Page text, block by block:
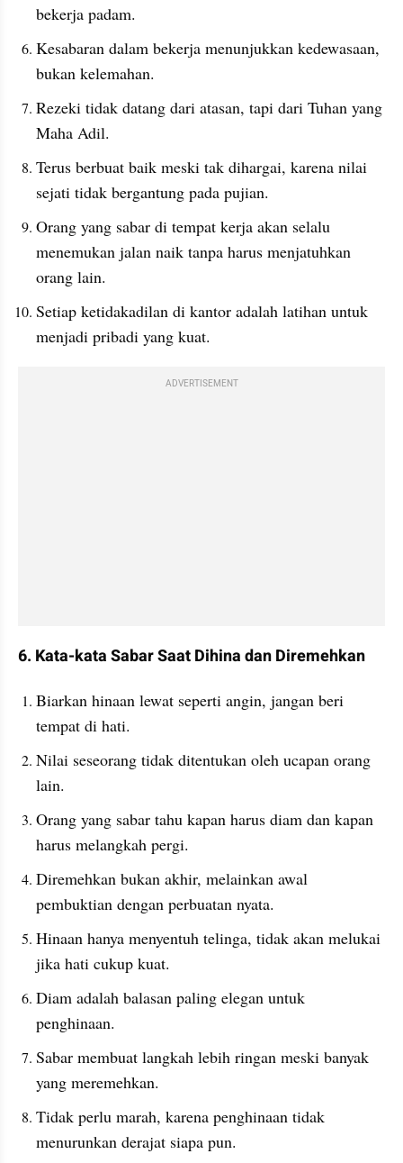
bekerja padam.
Kesabaran dalam bekerja menunjukkan kedewasaan,
bukan kelemahan.
Rezeki tidak datang dari atasan, tapi dari Tuhan yang
Maha Adil.
Terus berbuat baik meski tak dihargai, karena nilai
sejati tidak bergantung pada pujian.
Orang yang sabar di tempat kerja akan selalu
menemukan jalan naik tanpa harus menjatuhkan
orang lain.
Setiap ketidakadilan di kantor adalah latihan untuk
menjadi pribadi yang kuat.
ADVERTISEMENT
6. Kata-kata Sabar Saat Dihina dan Diremehkan
Biarkan hinaan lewat seperti angin, jangan beri
tempat di hati.
Nilai seseorang tidak ditentukan oleh ucapan orang
lain.
Orang yang sabar tahu kapan harus diam dan kapan
harus melangkah pergi.
Diremehkan bukan akhir, melainkan awal
pembuktian dengan perbuatan nyata.
Hinaan hanya menyentuh telinga, tidak akan melukai
jika hati cukup kuat.
Diam adalah balasan paling elegan untuk
penghinaan.
Sabar membuat langkah lebih ringan meski banyak
yang meremehkan.
Tidak perlu marah, karena penghinaan tidak
menurunkan derajat siapa pun.